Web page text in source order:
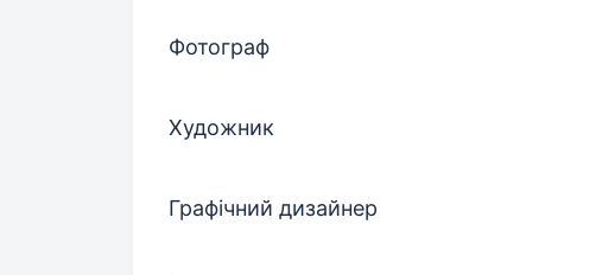
Фотограф
Художник
Графічний дизайнер